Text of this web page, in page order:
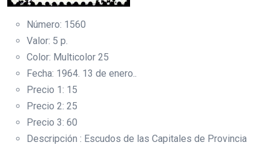
Número: 1560
Valor: 5 p.
Color: Multicolor 25
Fecha: 1964. 13 de enero..
Precio 1: 15
Precio 2: 25
Precio 3: 60
Descripción : Escudos de las Capitales de Provincia